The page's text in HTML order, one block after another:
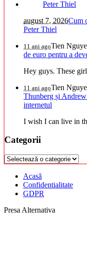
august 7, 2026Cum
Peter Thiel
11 ani agoTien
de euro pentru a
Hey guys. These
11 ani agoTien
Thunberg și
internetul
I wish I can live in
Categorii
Categorii
Acasă
Confidentialitate
GDPR
Presa Alternativa